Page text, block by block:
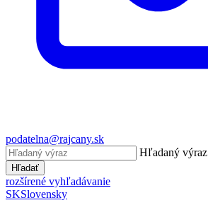
podatelna@rajcany.sk
Hľadaný výraz
Hľadať
rozšírené vyhľadávanie
SKSlovensky